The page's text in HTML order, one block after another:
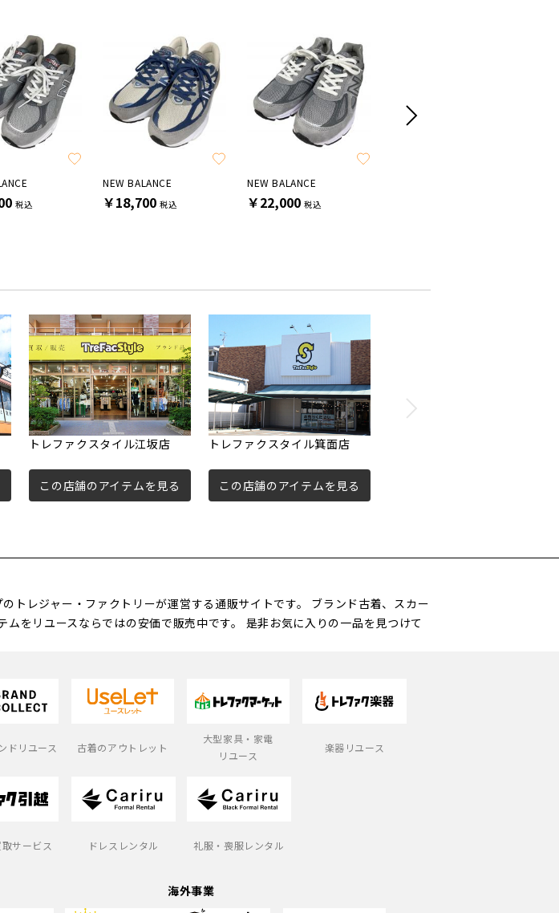
税込
NEW BALANCE
￥18,700 税込
NEW BALANCE
￥22,000 税込
トレファクスタイル江坂店
この店舗のアイテムを見る
トレファクスタイル箕面店
この店舗のアイテムを見る
トレジャー・ファクトリーが運営する通販サイトです。 ブランド古着、スカー
をリユースならではの安価で販売中です。 是非お気に入りの一品を見つけて
ドリユース 古着のアウトレット
大型家具・家電
リユース
楽器リユース
サービス ドレスレンタル 礼服・喪服レンタル
海外事業